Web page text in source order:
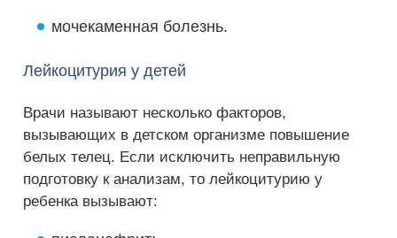
мочекаменная болезнь.
Лейкоцитурия у детей
Врачи называют несколько факторов,
вызывающих в детском организме повышение
белых телец. Если исключить неправильную
подготовку к анализам, то лейкоцитурию у
ребенка вызывают: